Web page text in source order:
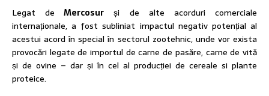
Legat de Mercosur și de alte acorduri comerciale
internaționale, a fost subliniat impactul negativ potențial al
acestui acord în special în sectorul zootehnic, unde vor exista
provocări legate de importul de carne de pasăre, carne de vită
și de ovine – dar și în cel al producției de cereale si plante
proteice.